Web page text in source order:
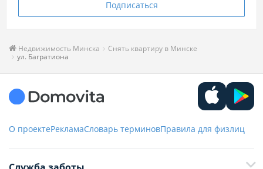
Подписаться
Недвижимость Минска
Снять квартиру в Минске
ул. Багратиона
О проектеРекламаСловарь терминовПравила для физлиц